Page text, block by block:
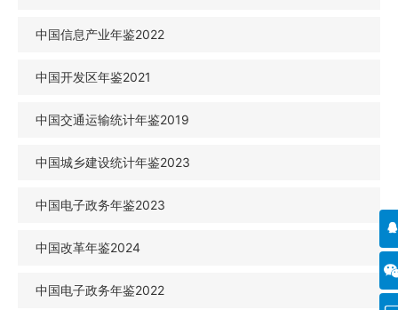
中国信息产业年鉴2022
中国开发区年鉴2021
中国交通运输统计年鉴2019
中国城乡建设统计年鉴2023
中国电子政务年鉴2023
中国改革年鉴2024
中国电子政务年鉴2022